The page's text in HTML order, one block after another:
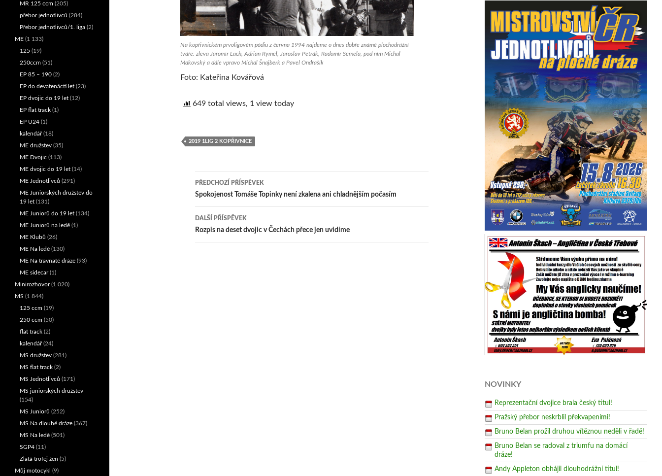
Na kopřivnickém prvoligovém pódiu z června 1994 najdeme o dnes dobře známé plochodrážní
tváře: zleva Jaromír Lach, Adrian Rymel, Jaroslav Petrák, Radomír Semela, pod ním Michal
Makovský a dále vpravo Michal Šnajberk a Pavel Ondrašík
Foto: Kateřina Kovářová
649 total views, 1 view today
2019 1LIG 2 KOPŘIVNICE
Navigace
pro
příspěvek
PŘEDCHOZÍ PŘÍSPĚVEK
Spokojenost Tomáše Topinky není zkalena ani chladnějším počasím
DALŠÍ PŘÍSPĚVEK
Rozpis na deset dvojic v Čechách přece jen uvidíme
NOVINKY
Reprezentační dvojice brala český titul!
Pražský přebor neskrblil překvapeními!
Bruno Belan prožil druhou vítěznou neděli v řadě!
Bruno Belan se radoval z triumfu na domácí
dráze!
Andy Appleton obhájil dlouhodrážní titul!
MR 125 ccm (205)
přebor jednotlivců (284)
Přebor jednotlivců/1. liga (2)
ME (1 133)
125 (19)
250ccm (51)
EP 85 – 190 (2)
EP do devatenácti let (23)
EP dvojic do 19 let (12)
EP flat track (1)
EP U24 (1)
kalendář(18)
ME družstev (35)
ME Dvojic (113)
ME dvojic do 19 let (14)
ME Jednotlivců (291)
ME Juniorských družstev do
19 let (131)
ME Juniorů do 19 let (134)
ME Juniorů na ledě (1)
ME Klubů (26)
ME Na ledě (130)
ME Na travnaté dráze (93)
ME sidecar(1)
Minirozhovor(1 020)
MS (1 844)
125 ccm (19)
250 ccm (50)
flat track (2)
kalendář(24)
MS družstev (281)
MS flat track (2)
MS Jednotlivců (171)
MS juniorských družstev
(154)
MS Juniorů (252)
MS Na dlouhé dráze (367)
MS Na ledě (501)
SGP4 (11)
Zlatá trofej žen (5)
Můj motocykl (9)